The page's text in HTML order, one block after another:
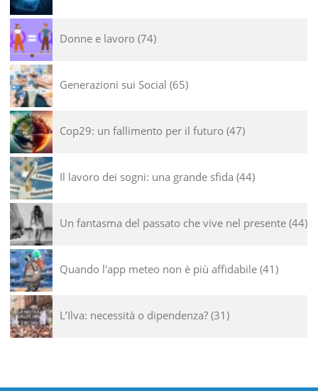
Donne e lavoro 74
Generazioni sui Social 65
Cop29: un fallimento per il futuro 47
Il lavoro dei sogni: una grande sfida 44
Un fantasma del passato che vive nel presente 44
Quando l'app meteo non è più affidabile 41
L’Ilva: necessità o dipendenza? 31